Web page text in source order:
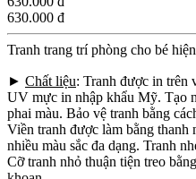
630.000 đ
Tranh trang trí phòng cho bé
► Chất liệu: Tranh được in trên
UV mực in nhập khẩu Mỹ. Tạo
phai màu. Bảo vệ tranh bằng
Viền tranh được làm bằng thanh
nhiều màu sắc đa dạng. Tranh
Cỡ tranh nhỏ thuận tiện treo